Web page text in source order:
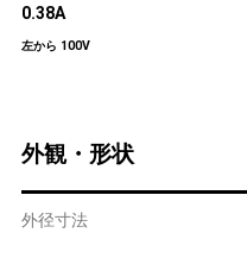
0.38A
左から 100V
外観・形状
外径寸法